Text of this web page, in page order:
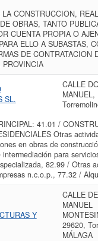
CONSTRUCCION,
OBRAS, TANTO
CUENTA PROPIA O
ELLO A SUBASTAS,
DE CONTRATACION
PROVINCIA
SL.
CALLE
41.01 /
Otras
en obras de
para
82.99 / Otras
n.c.o.p., 77.32 /
Y
CALLE
MANUEL
29620,
MÁLAGA